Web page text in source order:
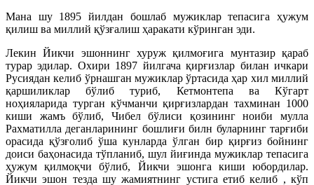
Мана шу 1895 йилдан бошлаб мужиклар тепасига ҳужум
қилиш ва миллий қўзғалиш ҳаракати кўринган эди.
Лекин Йикчи эшоннинг хуруж қилмоғига мунтазир қараб
турар эдилар. Охири 1897 йилгача қирғизлар билан ичкари
Русиядан келиб ўрнашган мужиклар ўртасида ҳар хил миллий
қаршиликлар бўлиб туриб, Кетмонтепа ва Кўгарт
ноҳияларида турган кўчманчи қирғизлардан тахминан 1000
киши жамъ бўлиб, Чибел бўлиси қозининг ноиби мулла
Рахматилла деганларининг бошлиғи билн буларнинг тарғиби
орасида қўзғолиб ўша кунларда ўлган бир қирғиз бойнинг
доиси баҳонасида тўпланиб, шул йиғинда мужиклар тепасига
ҳужум қилмоқчи бўлиб, Йикчи эшонга киши юбордилар.
Йикчи эшон тезда шу жамиятнинг устига етиб келиб , кўп